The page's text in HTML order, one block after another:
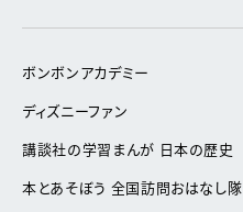
ボンボンアカデミー
ディズニーファン
講談社の学習まんが 日本の歴史
本とあそぼう 全国訪問おはなし隊